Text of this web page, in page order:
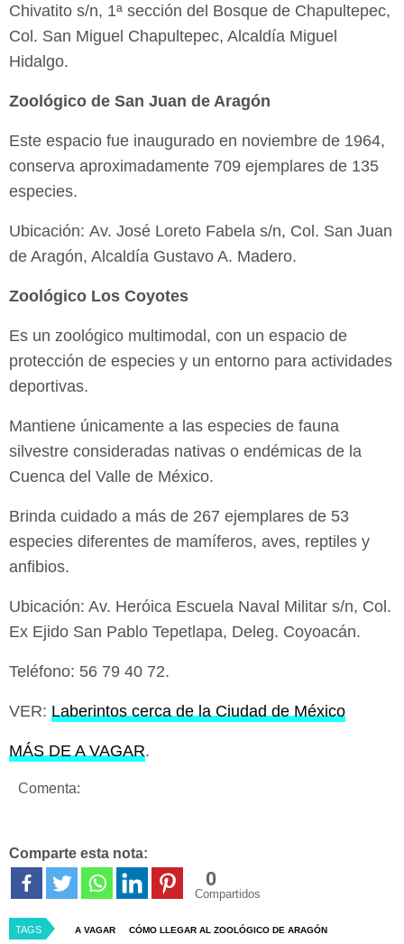
Chivatito s/n, 1ª sección del Bosque de Chapultepec,
Col. San Miguel Chapultepec, Alcaldía Miguel
Hidalgo.
Zoológico de San Juan de Aragón
Este espacio fue inaugurado en noviembre de 1964,
conserva aproximadamente 709 ejemplares de 135
especies.
Ubicación: Av. José Loreto Fabela s/n, Col. San Juan
de Aragón, Alcaldía Gustavo A. Madero.
Zoológico Los Coyotes
Es un zoológico multimodal, con un espacio de
protección de especies y un entorno para actividades
deportivas.
Mantiene únicamente a las especies de fauna
silvestre consideradas nativas o endémicas de la
Cuenca del Valle de México.
Brinda cuidado a más de 267 ejemplares de 53
especies diferentes de mamíferos, aves, reptiles y
anfibios.
Ubicación: Av. Heróica Escuela Naval Militar s/n, Col.
Ex Ejido San Pablo Tepetlapa, Deleg. Coyoacán.
Teléfono: 56 79 40 72.
VER: Laberintos cerca de la Ciudad de México
MÁS DE A VAGAR.
Comenta:
Comparte esta nota:
0
Compartidos
TAGS A VAGAR CÓMO LLEGAR AL ZOOLÓGICO DE ARAGÓN